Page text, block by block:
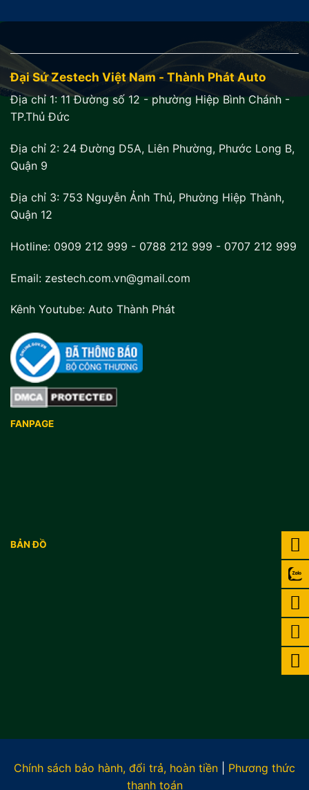
21.900.000₫.là:
Đại Sứ Zestech Việt Nam - Thành Phát Auto
Địa chỉ 1: 11 Đường số 12 - phường Hiệp Bình Chánh -
TP.Thủ Đức
Địa chỉ 2: 24 Đường D5A, Liên Phường, Phước Long B,
Quận 9
Địa chỉ 3: 753 Nguyễn Ảnh Thủ, Phường Hiệp Thành,
Quận 12
Hotline: 0909 212 999 - 0788 212 999 - 0707 212 999
Email: zestech.com.vn@gmail.com
Kênh Youtube: Auto Thành Phát
FANPAGE
BẢN ĐỒ
Chính sách bảo hành, đổi trả, hoàn tiền
Phương thức
thanh toán